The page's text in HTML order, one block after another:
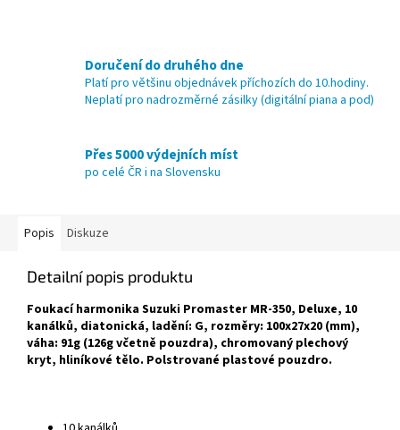
Doručení do druhého dne
Platí pro většinu objednávek příchozích do 10.hodiny.
Neplatí pro nadrozměrné zásilky (digitální piana a pod)
Přes 5000 výdejních míst
po celé ČR i na Slovensku
Popis Diskuze
Detailní popis produktu
Foukací harmonika Suzuki Promaster MR-350, Deluxe, 10
kanálků, diatonická, ladění: G, rozměry: 100x27x20 (mm),
váha: 91g (126g včetně pouzdra), chromovaný plechový
kryt, hliníkové tělo. Polstrované plastové pouzdro.